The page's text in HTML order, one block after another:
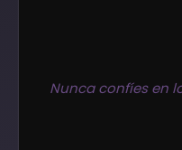
Nunca confíes en